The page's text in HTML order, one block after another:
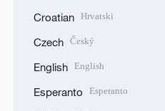
Croatian Hrvatski
Czech Český
English English
Esperanto Esperanto